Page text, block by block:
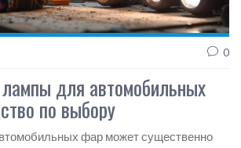
0
для автомобильных
по выбору
фар может существенно